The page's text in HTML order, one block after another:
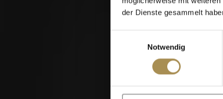
der Dienste gesammelt
Notwendig
Zigarren und